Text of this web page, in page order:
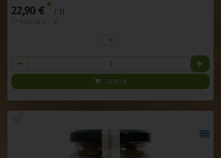
22,90 € * / 1l
1l
Anzahl
22,90 €